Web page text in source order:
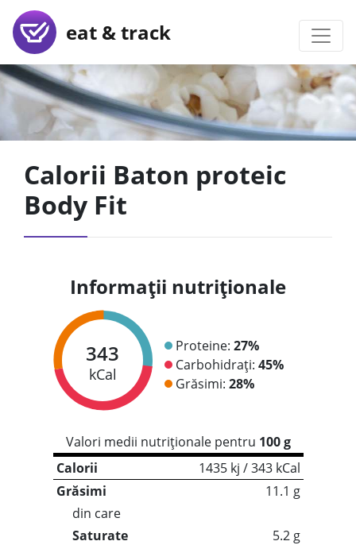
eat & track
Calorii Baton proteic
Body Fit
Informații nutriționale
343
kCal
Proteine: 27%
Carbohidrați: 45%
Grăsimi: 28%
Valori medii nutriționale pentru 100 g
Calorii
1435 kj / 343 kCal
Grăsimi
11.1 g
din care
Saturate
5.2 g